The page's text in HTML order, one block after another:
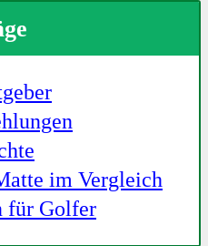
im Vergleich
für Golfer